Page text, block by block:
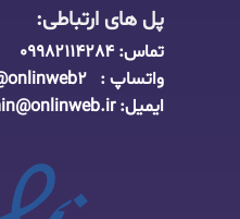
پل های ارتباطی:
تماس: 09982114284
واتساپ : onlinweb2@
ایمیل:admin@onlinweb.i
r